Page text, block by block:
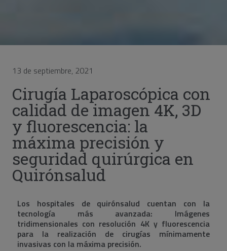
13 de septiembre, 2021
Cirugía Laparoscópica con
calidad de imagen 4K, 3D
y fluorescencia: la
máxima precisión y
seguridad quirúrgica en
Quirónsalud
Los hospitales de quirónsalud cuentan con la
tecnología más avanzada: Imágenes
tridimensionales con resolución 4K y fluorescencia
para la realización de cirugías mínimamente
invasivas con la máxima precisión.